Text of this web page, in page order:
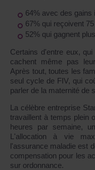
64% avec des gains
67% qui reçoivent
52% qui gagnent
Certains d'entre eux,
cachent même pas
Après tout, toutes les
seul cycle de FIV, qui
parler de la maternité de
La célèbre entreprise
travaillent à temps plein
heures par semaine,
L'allocation à vie
l'assurance maladie est
compensation pour les
sur ordonnance.